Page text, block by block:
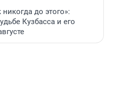
никогда до этого»:
Кузбасса и его